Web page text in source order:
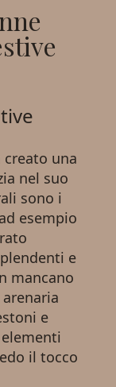
una
nel suo
sono i
esempio
e
mancano
e
il tocco